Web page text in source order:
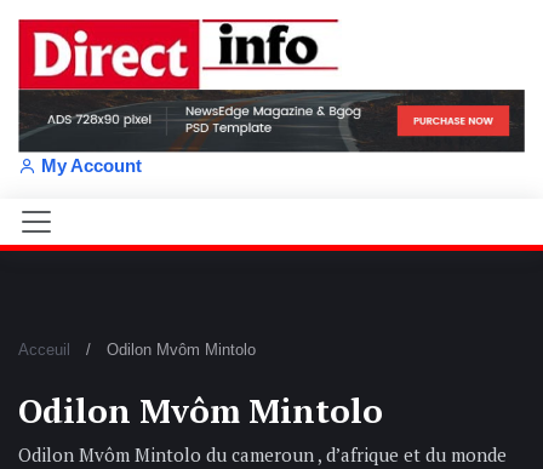
My Account
Acceuil Odilon Mvôm Mintolo
Odilon Mvôm Mintolo
Odilon Mvôm Mintolo du cameroun , d’afrique et du monde